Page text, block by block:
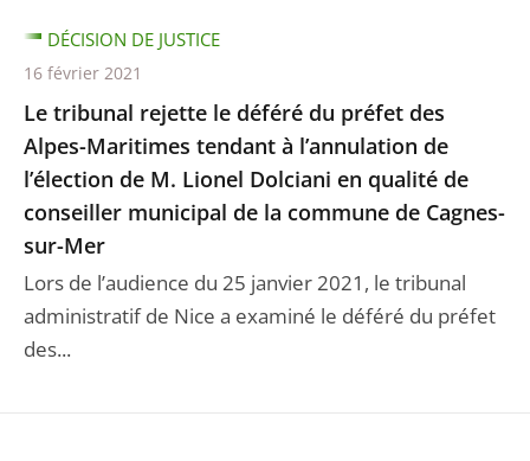
Le tribunal rejette le déféré du préfet des
Alpes-Maritimes tendant à l’annulation de
l’élection de M. Lionel Dolciani en qualité de
conseiller municipal de la commune de Cagnes-
sur-Mer
Lors de l’audience du 25 janvier 2021, le tribunal
administratif de Nice a examiné le déféré du préfet
des...
DÉCISION DE JUSTICE
16 février 2021